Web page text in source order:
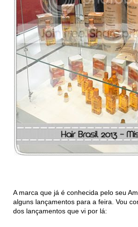
A marca que já é conhecida pelo seu
alguns lançamentos para a feira. Vou
dos lançamentos que vi por lá: